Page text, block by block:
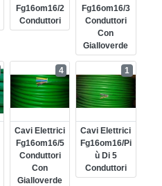
Fg16om16/2
Conduttori
Fg16om16/3
Conduttori
Con
Gialloverde
Cavi Elettrici
Fg16om16/5
Conduttori
Con
Gialloverde
4
Cavi Elettrici
Fg16om16/pi
Ù Di 5
Conduttori
1